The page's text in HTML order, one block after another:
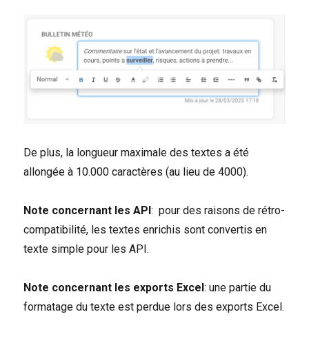
De plus, la longueur maximale des textes a été
allongée à 10.000 caractères (au lieu de 4000).
Note concernant les API: pour des raisons de rétro-
compatibilité, les textes enrichis sont convertis en
texte simple pour les API.
Note concernant les exports Excel: une partie du
formatage du texte est perdue lors des exports Excel.